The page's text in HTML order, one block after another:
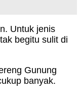
Untuk jenis
begitu sulit di
Gunung
banyak.